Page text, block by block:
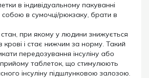
в індивідуальному пакуванні
собою в сумочці/рюкзаку, брати в
стан, при якому у людини знижується
крові і стає нижчим за норму. Такий
передозування інсуліну або
таблеток, що стимулюють
інсуліну підшлунковою залозою.